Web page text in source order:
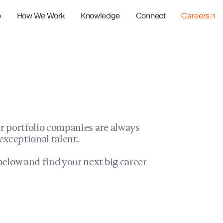
How We Work Knowledge Connect Careers
portfolio companies are always
talent.
and find your next big career